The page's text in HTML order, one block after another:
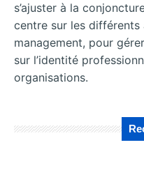
s’ajuster à la
centre sur les
management, pour
sur l’identité
organisations.